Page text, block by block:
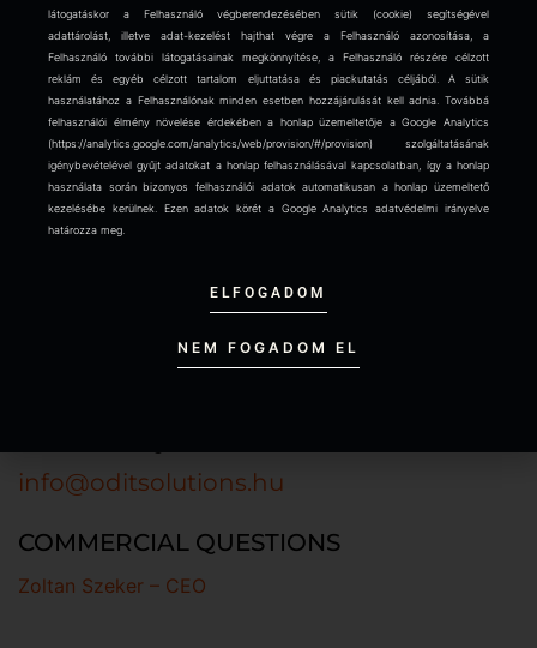
OD & IT SOLUTIONS KFT.
8220 Balatonalmádi, Álmos u. 1.
VAT NUMBER
13321828-2-19
H-13321828
info@oditsolutions.hu
COMMERCIAL QUESTIONS
Zoltan Szeker – CEO
látogatáskor a Felhasználó végberendezésében sütik (cookie) segítségével
adattárolást, illetve adat-kezelést hajthat végre a Felhasználó azonosítása, a
Felhasználó további látogatásainak megkönnyítése, a Felhasználó részére célzott
reklám és egyéb célzott tartalom eljuttatása és piackutatás céljából. A sütik
használatához a Felhasználónak minden esetben hozzájárulását kell adnia. Továbbá
felhasználói élmény növelése érdekében a honlap üzemeltetője a Google Analytics
(https://analytics.google.com/analytics/web/provision/#/provision) szolgáltatásának
igénybevételével gyűjt adatokat a honlap felhasználásával kapcsolatban, így a honlap
használata során bizonyos felhasználói adatok automatikusan a honlap üzemeltető
kezelésébe kerülnek. Ezen adatok körét a Google Analytics adatvédelmi irányelve
határozza meg.
ELFOGADOM
NEM FOGADOM EL